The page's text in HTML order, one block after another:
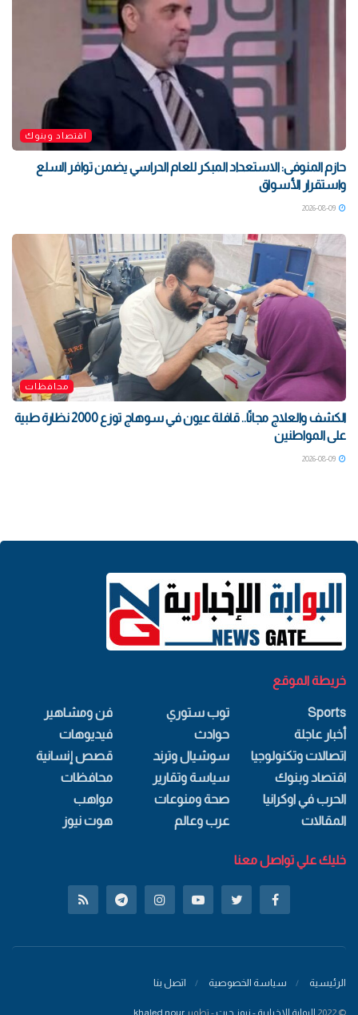
اقتصاد وبنوك
حازم المنوفى: الاستعداد المبكر للعام الدراسي يضمن توافر السلع
واستقرار الأسواق
محافظات
الكشف والعلاج مجانًا.. قافلة عيون في سوهاج توزع 2000 نظارة طبية
على المواطنين
خريطة الموقع
Sports
أخبار عاجلة
اتصالات وتكنولوجيا
اقتصاد وبنوك
الحرب في اوكرانيا
المقالات
توب ستوري
حوادث
سوشيال وترند
سياسة وتقارير
صحة ومنوعات
عرب وعالم
فن ومشاهير
فيديوهات
قصص إنسانية
محافظات
مواهب
هوت نيوز
خليك علي تواصل معنا
الرئيسية سياسة الخصوصية اتصل بنا
© 2022 البوابة الاخبارية - نيوز جيت - تطوير khaled nour